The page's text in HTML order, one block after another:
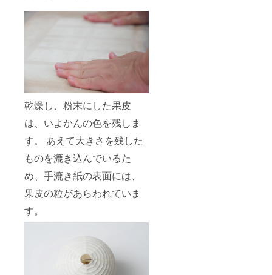
乾燥し、粉末にした果皮
は、いよかんの色を残しま
す。 あえて大きさを残した
ものを漉き込んでいるた
め、手漉き紙の表面には、
果皮の粒があらわれていま
す。